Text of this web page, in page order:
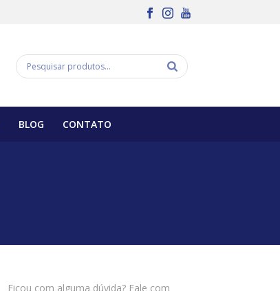
BLOG CONTATO
Ficou com alguma dúvida? Fale com